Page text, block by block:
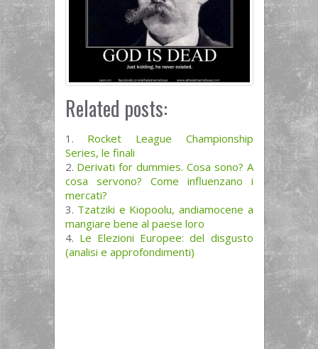
Related posts:
Rocket League Championship
Series, le finali
Derivati for dummies. Cosa sono? A
cosa servono? Come influenzano i
mercati?
Tzatziki e Kiopoolu, andiamocene a
mangiare bene al paese loro
Le Elezioni Europee: del disgusto
(analisi e approfondimenti)